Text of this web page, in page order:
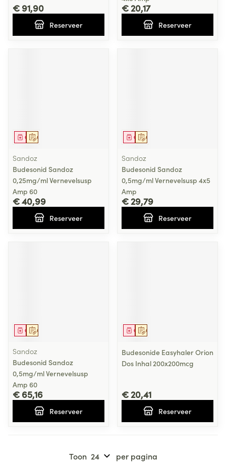
€ 91,90
Reserveer
€ 20,17
Reserveer
Op voorschrift
Geneesmiddel
Sandoz
Budesonid Sandoz
0,25mg/ml Vernevelsusp
Amp 60
€ 40,99
Reserveer
Op voorschrift
Geneesmiddel
Sandoz
Budesonid Sandoz
0,5mg/ml Vernevelsusp 4x5
Amp
€ 29,79
Reserveer
Op voorschrift
Geneesmiddel
Sandoz
Budesonid Sandoz
0,5mg/ml Vernevelsusp
Amp 60
€ 65,16
Reserveer
Op voorschrift
Geneesmiddel
Budesonide Easyhaler Orion
Dos Inhal 200x200mcg
€ 20,41
Reserveer
Toon per pagina